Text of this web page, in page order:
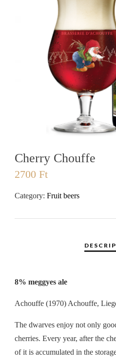
Cherry Chouffe
2700 Ft
Category: Fruit beers
8% meggyes ale
Achouffe (1970) Achouffe,
The dwarves enjoy not only
cherries. Every year, after the
of it is accumulated in the